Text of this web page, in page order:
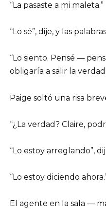
“La pasaste a mi maleta.”
“Lo sé”, dije, y las
“Lo siento. Pensé —
obligaría a salir la
Paige soltó una risa
“¿La verdad? Claire,
“Lo estoy arreglando”,
“Lo estoy diciendo
El agente en la sala —